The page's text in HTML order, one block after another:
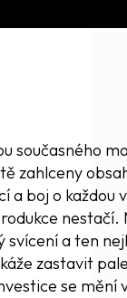
současného
zahlceny
a boj o každou
svícení a ten
zastavit
se mění